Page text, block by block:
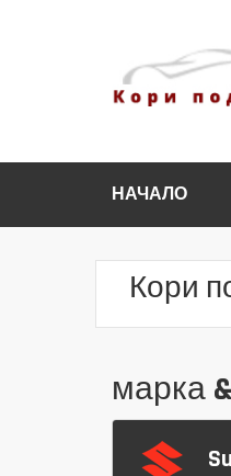
НАЧАЛО
Кори
марка